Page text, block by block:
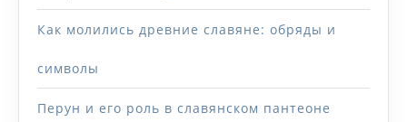
Как молились древние славяне: обряды и
символы
Перун и его роль в славянском пантеоне